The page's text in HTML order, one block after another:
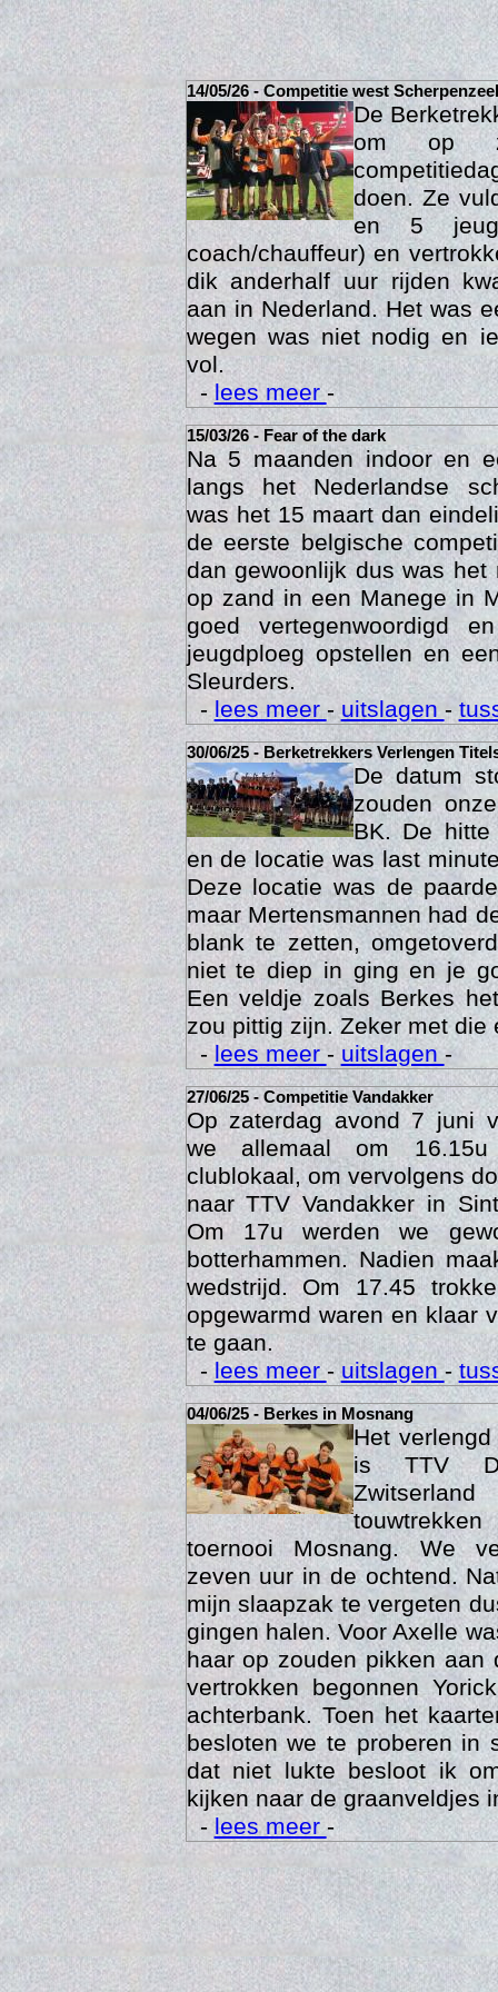
14/05/26 - Competitie west Scherpenzeel
De
om op
doen. Ze
en 5
coach/chauffeur) en
dik anderhalf uur rijden
aan in Nederland. Het was
wegen was niet nodig en
vol.
-lees meer-
15/03/26 - Fear of the dark
Na 5 maanden indoor en
langs het Nederlandse
was het 15 maart dan
de eerste belgische
dan gewoonlijk dus was
op zand in een Manege in
goed vertegenwoordigd
jeugdploeg opstellen en
Sleurders.
- lees meer -uitslagen -
30/06/25 - Berketrekkers Verlengen
De datum
zouden
BK. De
en de locatie was last
Deze locatie was de
maar Mertensmannen had
blank te zetten,
niet te diep in ging en je
Een veldje zoals Berkes
zou pittig zijn. Zeker met die
-lees meer - uitslagen-
27/06/25 - Competitie Vandakker
Op zaterdag avond 7 juni
we allemaal om
clublokaal, om vervolgens
naar TTV Vandakker in
Om 17u werden we
botterhammen. Nadien
wedstrijd. Om 17.45
opgewarmd waren en klaar
te gaan.
-lees meer-uitslagen-
04/06/25 - Berkes in Mosnang
Het
is TTV
toernooi Mosnang. We
zeven uur in de ochtend.
mijn slaapzak te vergeten
gingen halen. Voor Axelle
haar op zouden pikken aan
vertrokken begonnen
achterbank. Toen het
besloten we te proberen in
dat niet lukte besloot ik
kijken naar de graanveldjes
-lees meer-